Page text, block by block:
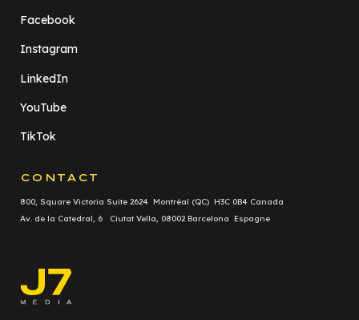
Facebook
Instagram
LinkedIn
YouTube
TikTok
CONTACT
800, Square Victoria Suite 2624 Montréal (QC) H3C 0B4 Canada
Av. de la Catedral, 6 Ciutat Vella, 08002 Barcelona Espagne